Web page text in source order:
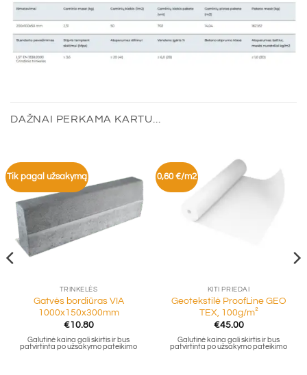
DAŽNAI PERKAMA KARTU...
Tik pagal užsakymą
TRINKELĖS
Gatvės bordiūras VIA
1000x150x300mm
€10.80
Galutinė kaina gali skirtis ir bus
patvirtinta po užsakymo pateikimo
0,60 €/m2
KITI PRIEDAI
Geotekstilė ProofLine GEO
TEX, 100g/m²
€45.00
Galutinė kaina gali skirtis ir bus
patvirtinta po užsakymo pateikimo